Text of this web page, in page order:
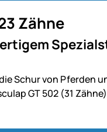
Zähne
Schur von Pferden
GT 502 (31